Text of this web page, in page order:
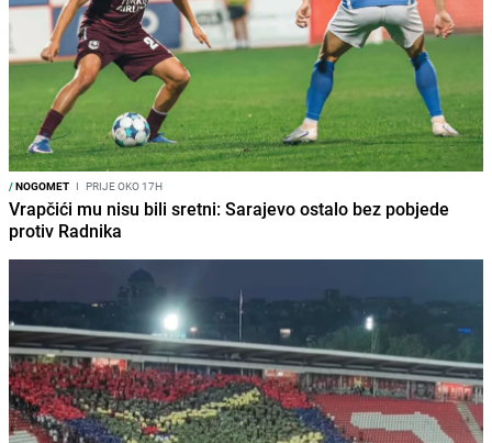
/NOGOMET I PRIJE OKO 17H
Vrapčići mu nisu bili sretni: Sarajevo ostalo bez pobjede
protiv Radnika